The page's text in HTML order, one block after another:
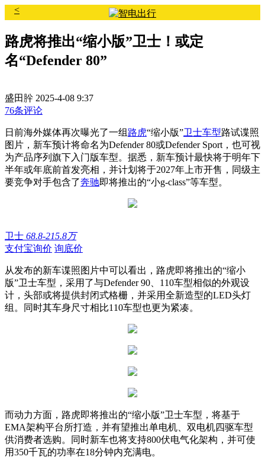
<
路虎将推出“缩小版”卫士！或定
名“Defender 80”
盛田肸 2025-4-08 9:37
76条评论
日前海外媒体再次曝光了一组 路虎“缩小版”卫士车型路试谍照
图片，新车预计将命名为Defender 80或Defender Sport，也可视
为产品序列旗下入门版车型。据悉，新车预计最快将于明年下
半年或年底前首发亮相，并计划将于2027年上市开售，同级主
要竞争对手包含了奔驰即将推出的“小g-class”等车型。
卫士 68.8-215.8万
支付宝询价 询底价
从发布的新车谍照图片中可以看出，路虎即将推出的“缩小
版”卫士车型，采用了与Defender 90、110车型相似的外观设
计，头部或将提供封闭式格栅，并采用全新造型的LED头灯
组。同时其车身尺寸相比110车型也更为紧凑。
而动力方面，路虎即将推出的“缩小版”卫士车型，将基于
EMA架构平台所打造，并有望推出单电机、双电机四驱车型
供消费者选购。同时新车也将支持800伏电气化架构，并可使
用350千瓦的功率在18分钟内充满电。